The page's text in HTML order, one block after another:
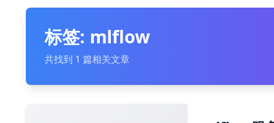
reader
drupal模块 text json
标签: mlflow
共找到 1 篇相关文章